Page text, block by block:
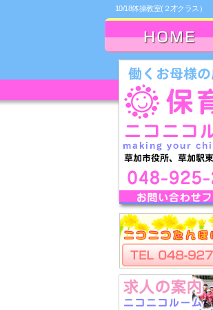
10/18体操教室(２才クラス）